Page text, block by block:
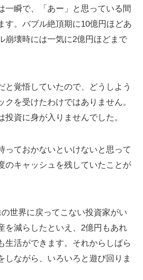
瞬で、「あー」と思っている間
す。バブル絶頂期に10億円ほどあ
崩壊時には一気に2億円ほどまで
覚悟していたので、どうしよう
クを受けたわけではありません。
投資に身が入りませんでした。
ておかないといけないと思って
のキャッシュを残していたことが
世界に戻ってこない投資家がい
を減らしたといえ、2億円もあれ
生活ができます。それからしばら
しながら、いろいろと遊び回りま